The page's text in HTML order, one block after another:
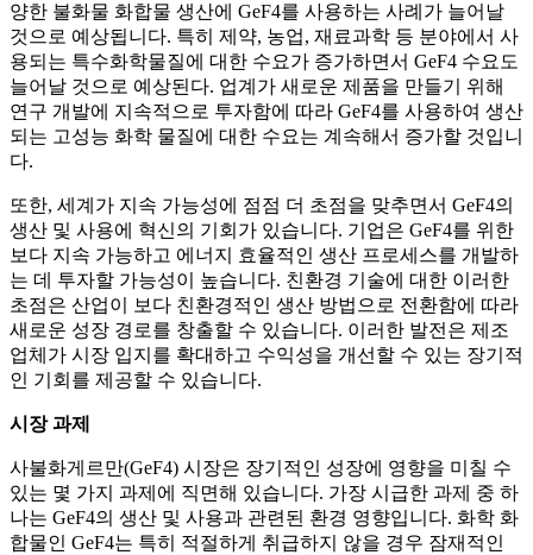
양한 불화물 화합물 생산에 GeF4를 사용하는 사례가 늘어날
것으로 예상됩니다. 특히 제약, 농업, 재료과학 등 분야에서 사
용되는 특수화학물질에 대한 수요가 증가하면서 GeF4 수요도
늘어날 것으로 예상된다. 업계가 새로운 제품을 만들기 위해
연구 개발에 지속적으로 투자함에 따라 GeF4를 사용하여 생산
되는 고성능 화학 물질에 대한 수요는 계속해서 증가할 것입니
다.
또한, 세계가 지속 가능성에 점점 더 초점을 맞추면서 GeF4의
생산 및 사용에 혁신의 기회가 있습니다. 기업은 GeF4를 위한
보다 지속 가능하고 에너지 효율적인 생산 프로세스를 개발하
는 데 투자할 가능성이 높습니다. 친환경 기술에 대한 이러한
초점은 산업이 보다 친환경적인 생산 방법으로 전환함에 따라
새로운 성장 경로를 창출할 수 있습니다. 이러한 발전은 제조
업체가 시장 입지를 확대하고 수익성을 개선할 수 있는 장기적
인 기회를 제공할 수 있습니다.
시장 과제
사불화게르만(GeF4) 시장은 장기적인 성장에 영향을 미칠 수
있는 몇 가지 과제에 직면해 있습니다. 가장 시급한 과제 중 하
나는 GeF4의 생산 및 사용과 관련된 환경 영향입니다. 화학 화
합물인 GeF4는 특히 적절하게 취급하지 않을 경우 잠재적인